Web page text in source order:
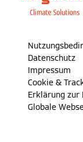
Datenschutz
Impressum
Cookie &
Erklärung
Globale